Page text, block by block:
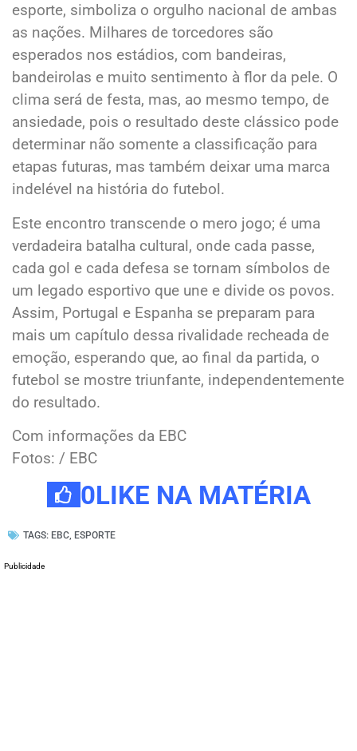
esporte, simboliza o orgulho nacional de ambas
as nações. Milhares de torcedores são
esperados nos estádios, com bandeiras,
bandeirolas e muito sentimento à flor da pele. O
clima será de festa, mas, ao mesmo tempo, de
ansiedade, pois o resultado deste clássico pode
determinar não somente a classificação para
etapas futuras, mas também deixar uma marca
indelével na história do futebol.
Este encontro transcende o mero jogo; é uma
verdadeira batalha cultural, onde cada passe,
cada gol e cada defesa se tornam símbolos de
um legado esportivo que une e divide os povos.
Assim, Portugal e Espanha se preparam para
mais um capítulo dessa rivalidade recheada de
emoção, esperando que, ao final da partida, o
futebol se mostre triunfante, independentemente
do resultado.
Com informações da EBC
Fotos: / EBC
0LIKE NA MATÉRIA
TAGS: EBC ESPORTE
Publicidade